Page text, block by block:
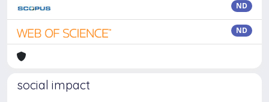
ND
ND
social impact